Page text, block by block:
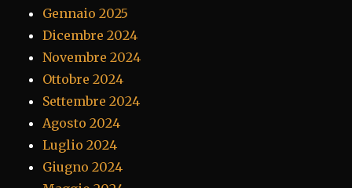
Gennaio 2025
Dicembre 2024
Novembre 2024
Ottobre 2024
Settembre 2024
Agosto 2024
Luglio 2024
Giugno 2024